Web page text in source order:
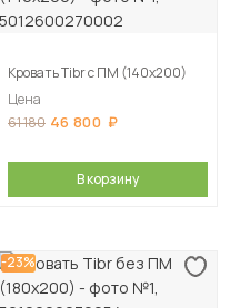
Кровать Tibr с ПМ (140х200)
Цена
61 180 46 800
В корзину
-23%